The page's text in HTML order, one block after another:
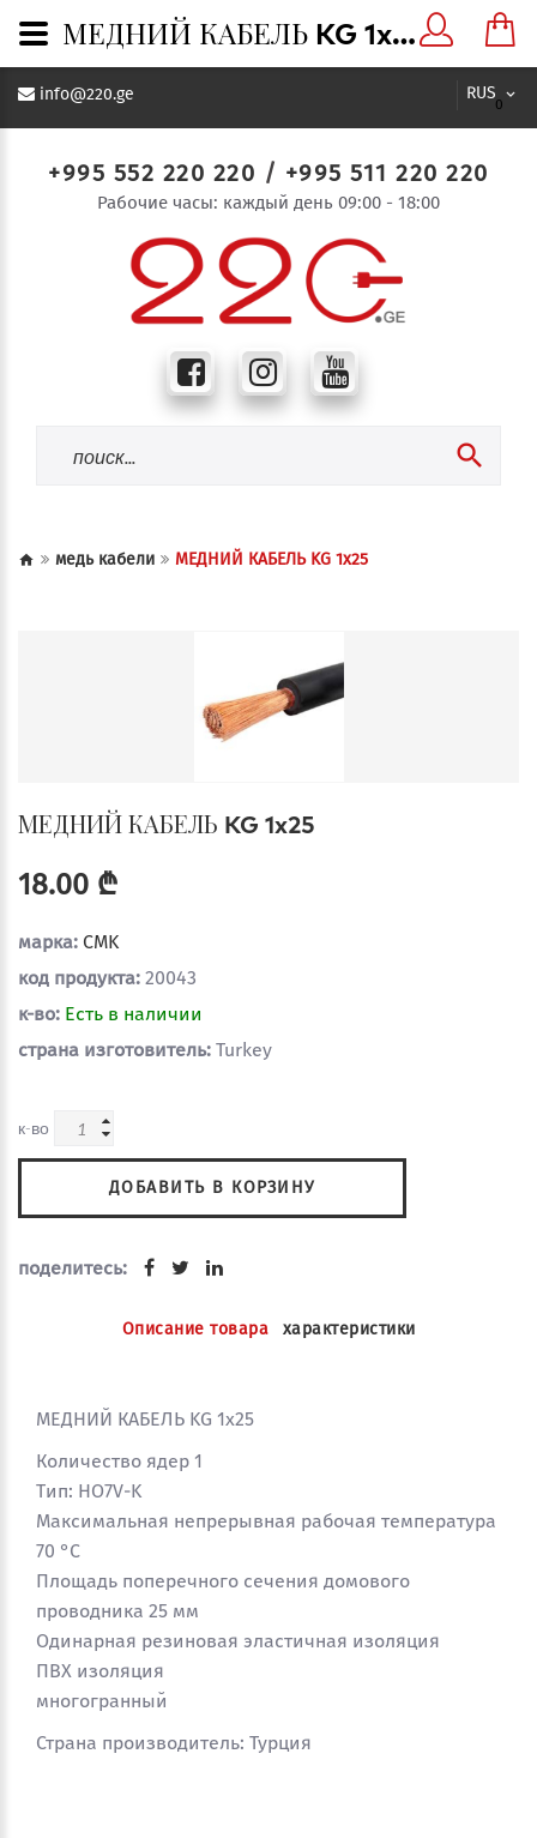
RUS
0
info@220.ge
+995 552 220 220 / +995 511 220 220
Рабочие часы: каждый день 09:00 - 18:00
медь кабели МЕДНИЙ КАБЕЛЬ KG 1x25
МЕДНИЙ КАБЕЛЬ KG 1x25
18.00 ₾
марка: CMK
код продукта: 20043
к-во: Есть в наличии
страна изготовитель: Turkey
к-во
ДОБАВИТЬ В КОРЗИНУ
поделитесь:
Описание товара характеристики
МЕДНИЙ КАБЕЛЬ KG 1x25
Количество ядер 1
Тип: HO7V-K
Максимальная непрерывная рабочая температура
70 °C
Площадь поперечного сечения домового
проводника 25 мм
Одинарная резиновая эластичная изоляция
ПВХ изоляция
многогранный
Страна производитель: Турция
МЕДНИЙ КАБЕЛЬ KG 1x25 - 220.ge